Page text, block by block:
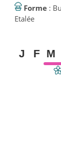
Forme : Buissonnante,
Etalée
J F M